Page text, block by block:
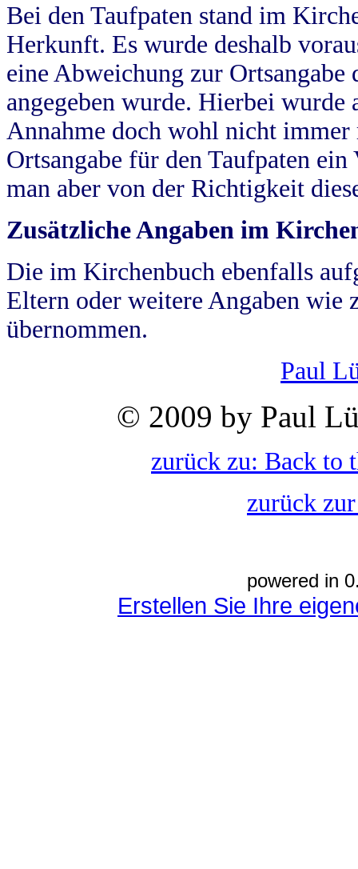
Bei den Taufpaten stand im
Herkunft. Es wurde deshalb
eine Abweichung zur
angegeben wurde. Hierbei wurde
Annahme doch wohl nicht
Ortsangabe für den Taufpaten
man aber von der Richtigkeit
Zusätzliche Angaben im
Die im Kirchenbuch ebenfalls
Eltern oder weitere Angaben wie
übernommen.
Paul
© 2009 by Paul
zurück zu: Back to
zurück
powered in
Erstellen Sie Ihre